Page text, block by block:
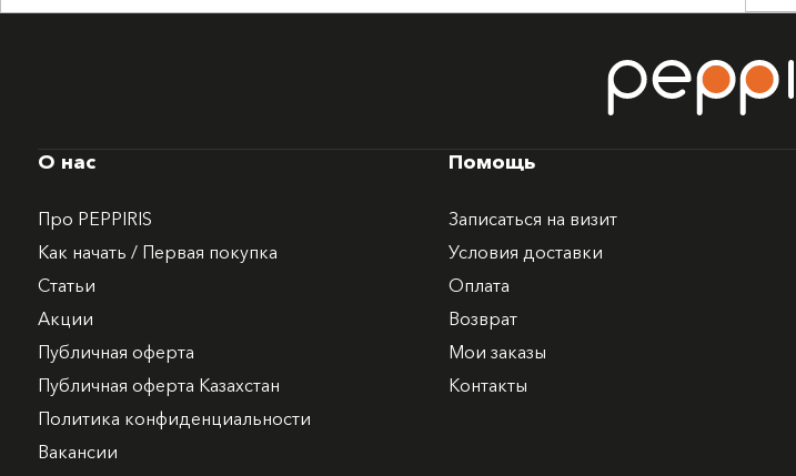
О нас
Про PEPPIRIS
Как начать / Первая покупка
Статьи
Акции
Публичная оферта
Публичная оферта Казахстан
Политика конфиденциальности
Вакансии
Помощь
Записаться на визит
Условия доставки
Оплата
Возврат
Мои заказы
Контакты